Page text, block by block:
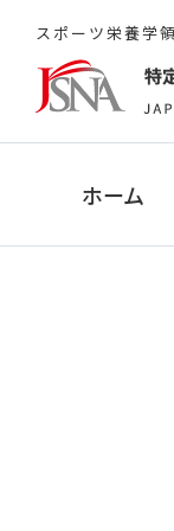
スポーツ栄養学
ホーム